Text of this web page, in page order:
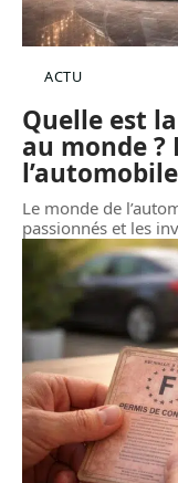
ACTU
Quelle est
au monde ?
l’automobile
Le monde de
passionnés et les